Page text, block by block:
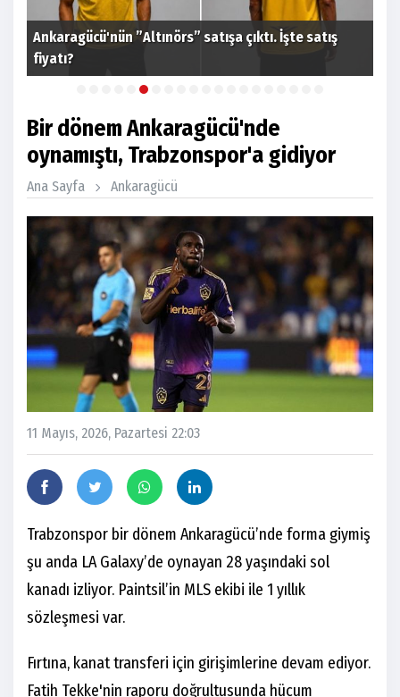
Ankaragücü'nün ”Altınörs” satışa çıktı. İşte satış
fiyatı?
Bir dönem Ankaragücü'nde
oynamıştı, Trabzonspor'a gidiyor
Ana Sayfa Ankaragücü
11 Mayıs, 2026, Pazartesi 22:03
Trabzonspor bir dönem Ankaragücü’nde forma giymiş
şu anda LA Galaxy’de oynayan 28 yaşındaki sol
kanadı izliyor. Paintsil’in MLS ekibi ile 1 yıllık
sözleşmesi var.
Fırtına, kanat transferi için girişimlerine devam ediyor.
Fatih Tekke'nin raporu doğrultusunda hücum